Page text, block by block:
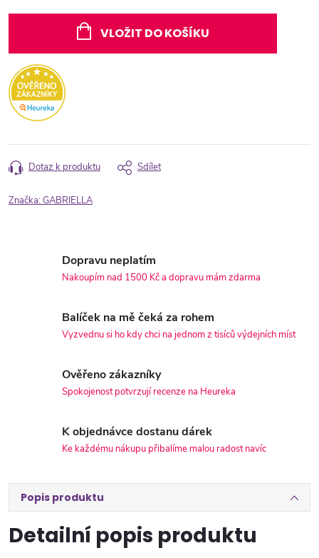
VLOŽIT DO KOŠÍKU
Dotaz k produktu Sdílet
Značka:GABRIELLA
Dopravu neplatím
Nakoupím nad 1500 Kč a dopravu mám zdarma
Balíček na mě čeká za rohem
Vyzvednu si ho kdy chci na jednom z tisíců výdejních míst
Ověřeno zákazníky
Spokojenost potvrzují recenze na Heureka
K objednávce dostanu dárek
Ke každému nákupu přibalíme malou radost navíc
Popis produktu
Detailní popis produktu